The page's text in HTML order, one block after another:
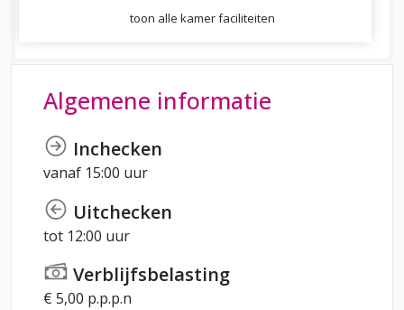
toon alle kamer faciliteiten
Algemene informatie
Inchecken
vanaf 15:00 uur
Uitchecken
tot 12:00 uur
Verblijfsbelasting
€ 5,00 p.p.p.n